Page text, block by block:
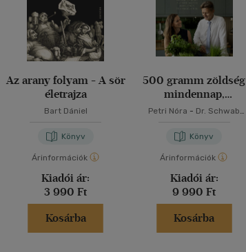
Az arany folyam - A sör
életrajza
Bart Dániel
Könyv
Árinformációk
Kiadói ár:
3 990 Ft
Kosárba
500 gramm zöldség
mindennap,
változatosan
Petri Nóra - Dr. Schwab
Könyv
Árinformációk
Kiadói ár:
9 990 Ft
Kosárba